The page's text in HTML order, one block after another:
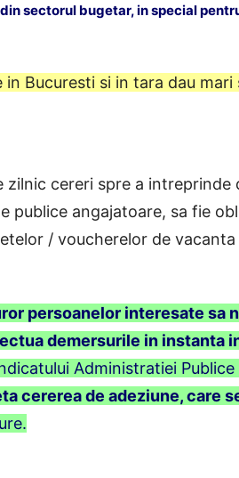
sectorul bugetar, in special
in Bucuresti si in tara dau
zilnic cereri spre a
publice angajatoare, sa fie
/ voucherelor de
persoanelor interesate sa
demersurile in instanta
Administratiei Publice
cererea de adeziune, care